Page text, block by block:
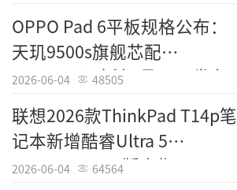
OPPO Pad 6平板规格公布：
天玑9500s旗舰芯配
10420mAh电池5月25日发布
2026-06-04 48505
联想2026款ThinkPad T14p笔
记本新增酷睿Ultra 5
338H+32G+1T版本售10999
2026-06-04 64564